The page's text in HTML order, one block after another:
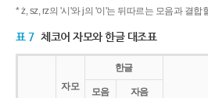
* ż, sz, rz의 '시'와 j의 '이'는 뒤따르는 모음과 결합
표 7 체코어 자모와 한글 대조표
자모
한글
모음
자음